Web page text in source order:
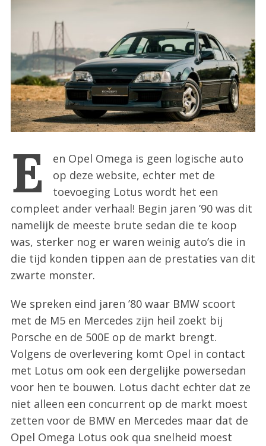
E
en Opel Omega is geen logische auto
op deze website, echter met de
toevoeging Lotus wordt het een
compleet ander verhaal! Begin jaren ’90 was dit
namelijk de meeste brute sedan die te koop
was, sterker nog er waren weinig auto’s die in
die tijd konden tippen aan de prestaties van dit
zwarte monster.
We spreken eind jaren ’80 waar BMW scoort
met de M5 en Mercedes zijn heil zoekt bij
Porsche en de 500E op de markt brengt.
Volgens de overlevering komt Opel in contact
met Lotus om ook een dergelijke powersedan
voor hen te bouwen. Lotus dacht echter dat ze
niet alleen een concurrent op de markt moest
zetten voor de BMW en Mercedes maar dat de
Opel Omega Lotus ook qua snelheid moest